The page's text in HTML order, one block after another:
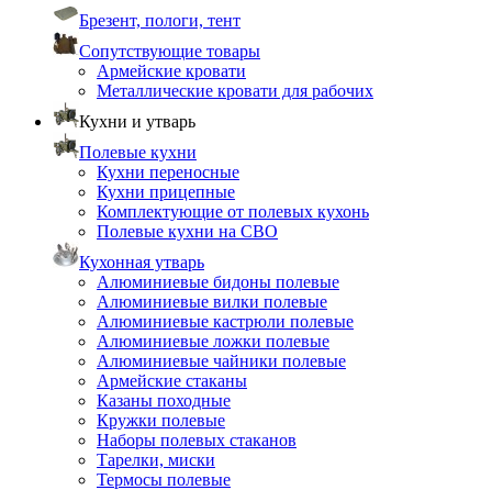
Брезент, пологи, тент
Сопутствующие товары
Армейские кровати
Металлические кровати для рабочих
Кухни и утварь
Полевые кухни
Кухни переносные
Кухни прицепные
Комплектующие от полевых кухонь
Полевые кухни на СВО
Кухонная утварь
Алюминиевые бидоны полевые
Алюминиевые вилки полевые
Алюминиевые кастрюли полевые
Алюминиевые ложки полевые
Алюминиевые чайники полевые
Армейские стаканы
Казаны походные
Кружки полевые
Наборы полевых стаканов
Тарелки, миски
Термосы полевые